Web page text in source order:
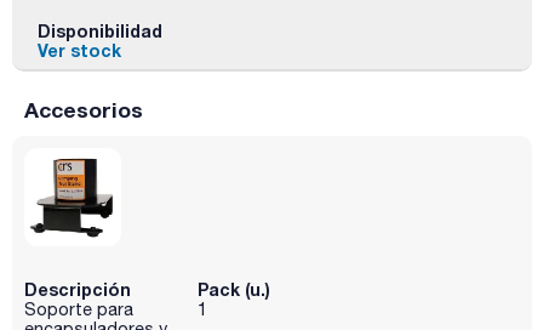
Disponibilidad
Ver stock
Accesorios
Descripción
Soporte para
Pack (u.)
1